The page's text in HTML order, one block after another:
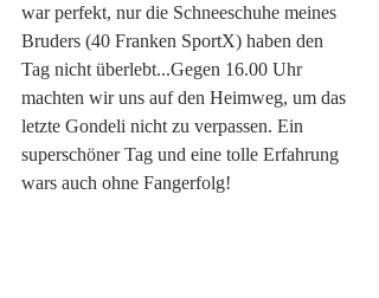
war perfekt, nur die Schneeschuhe meines
Bruders (40 Franken SportX) haben den
Tag nicht überlebt...Gegen 16.00 Uhr
machten wir uns auf den Heimweg, um das
letzte Gondeli nicht zu verpassen. Ein
superschöner Tag und eine tolle Erfahrung
wars auch ohne Fangerfolg!